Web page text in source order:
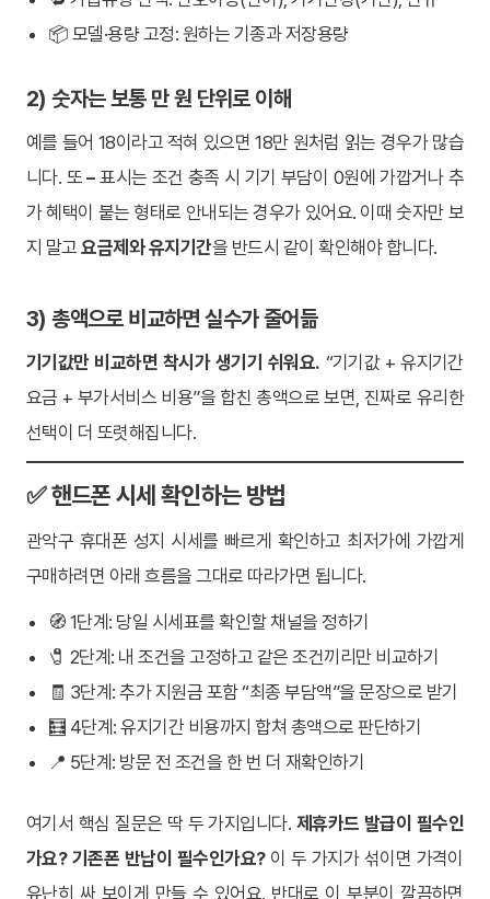
📦 모델·용량 고정: 원하는 기종과 저장용량
2) 숫자는 보통 만 원 단위로 이해
예를 들어 18이라고 적혀 있으면 18만 원처럼 읽는 경우가 많습
니다. 또–표시는 조건 충족 시 기기 부담이 0원에 가깝거나 추
가 혜택이 붙는 형태로 안내되는 경우가 있어요. 이때 숫자만 보
지 말고요금제와 유지기간을 반드시 같이 확인해야 합니다.
3) 총액으로 비교하면 실수가 줄어듦
기기값만 비교하면 착시가 생기기 쉬워요. “기기값 + 유지기간
요금 + 부가서비스 비용”을 합친 총액으로 보면, 진짜로 유리한
선택이 더 또렷해집니다.
✅ 핸드폰 시세 확인하는 방법
관악구 휴대폰 성지 시세를 빠르게 확인하고 최저가에 가깝게
구매하려면 아래 흐름을 그대로 따라가면 됩니다.
🧭 1단계: 당일 시세표를 확인할 채널을 정하기
🧷 2단계: 내 조건을 고정하고 같은 조건끼리만 비교하기
🧾 3단계: 추가 지원금 포함 “최종 부담액”을 문장으로 받기
🧮 4단계: 유지기간 비용까지 합쳐 총액으로 판단하기
📍 5단계: 방문 전 조건을 한 번 더 재확인하기
여기서 핵심 질문은 딱 두 가지입니다. 제휴카드 발급이 필수인
가요? 기존폰 반납이 필수인가요?이 두 가지가 섞이면 가격이
유난히 싸 보이게 만들 수 있어요. 반대로 이 부분이 깔끔하면